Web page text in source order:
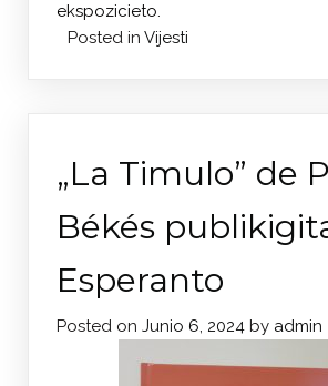
ekspozicieto.
Posted in Vijesti
„La Timulo” de
Békés
Esperanto
Posted on Junio 6, 2024 by admin